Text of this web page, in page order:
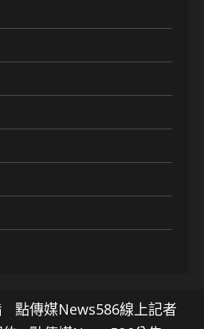
點傳媒News586線上記者